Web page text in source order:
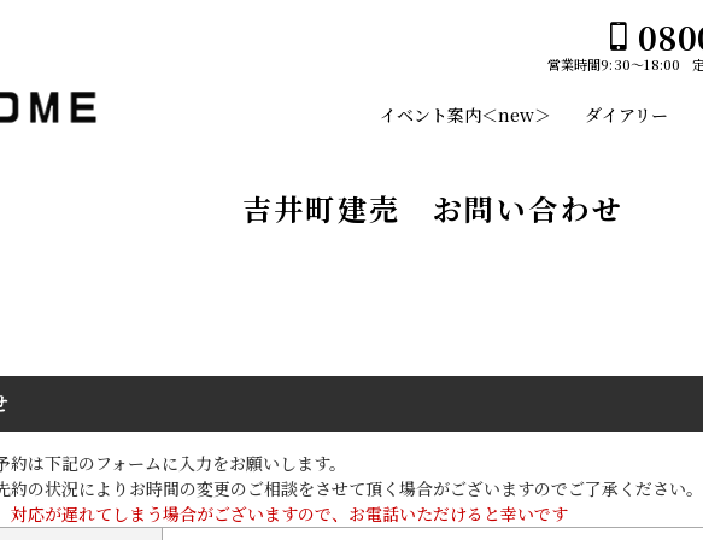
吉井町建売 お問い合わせ
は下記のフォームに入力をお願いします。
の状況によりお時間の変更のご相談をさせて頂く場合がございますのでご了承ください。
応が遅れてしまう場合がございますので、お電話いただけると幸いです
イベント案内＜new＞
平屋
2階建て
EDGE -エッジ-
GLAMP／グランプ
会社案内
イベント案内＜new＞ ダイアリー
営業時間9:30～18:00